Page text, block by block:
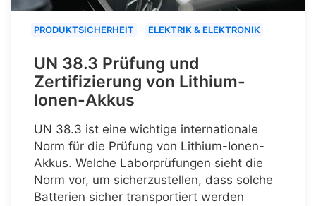
PRODUKTSICHERHEIT ELEKTRIK & ELEKTRONIK
UN 38.3 Prüfung und
Zertifizierung von Lithium-
Ionen-Akkus
UN 38.3 ist eine wichtige internationale
Norm für die Prüfung von Lithium-Ionen-
Akkus. Welche Laborprüfungen sieht die
Norm vor, um sicherzustellen, dass solche
Batterien sicher transportiert werden